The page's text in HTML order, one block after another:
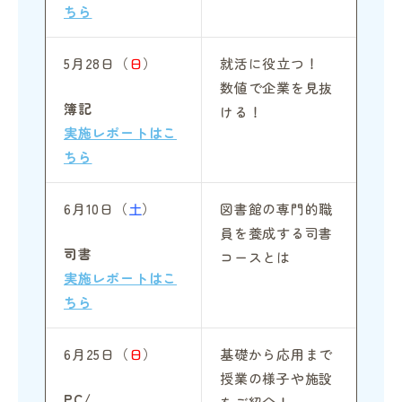
ちら
5月28日（日）
簿記
実施レポートはこ
ちら
就活に役立つ！
数値で企業を見抜
ける！
6月10日（土）
司書
実施レポートはこ
ちら
図書館の専門的職
員を養成する司書
コースとは
6月25日（日）
基礎から応用まで
授業の様子や施設